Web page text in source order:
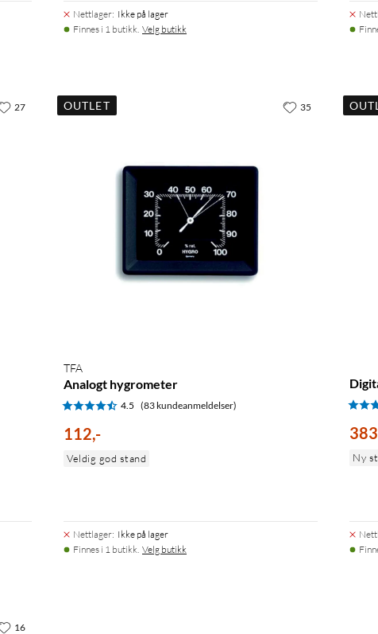
Nettlager: Ikke på lager
Finnes i 1 butikk. Velg butikk
27 OUTLET
TFA
Analogt hygrometer
4.5 (83 kundeanmeldelser)
112,-
Veldig god stand
Nettlager: Ikke på lager
Finnes i 1 butikk. Velg butikk
35
383
Ny
16